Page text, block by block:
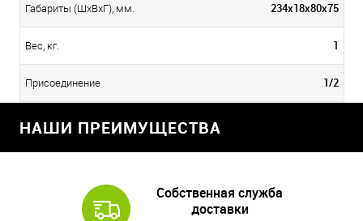
Габариты (ШхВхГ), мм. 234x18x80x75
Вес, кг. 1
Присоединение 1/2
НАШИ ПРЕИМУЩЕСТВА
Собственная служба
доставки